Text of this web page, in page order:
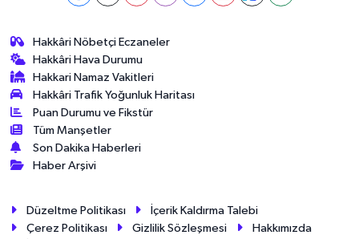
Hakkâri Nöbetçi Eczaneler
Hakkâri Hava Durumu
Hakkari Namaz Vakitleri
Hakkâri Trafik Yoğunluk Haritası
Puan Durumu ve Fikstür
Tüm Manşetler
Son Dakika Haberleri
Haber Arşivi
Düzeltme Politikası
İçerik Kaldırma Talebi
Çerez Politikası
Gizlilik Sözleşmesi
Hakkımızda